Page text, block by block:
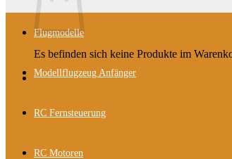
Es befinden sich keine Produkte im
Flugmodelle
Modellflugzeug Anfänger
RC Fernsteuerung
RC Motoren